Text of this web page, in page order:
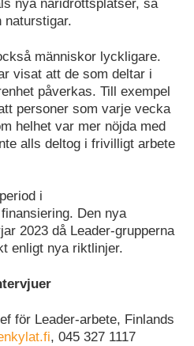
nya näridrottsplatser, så
naturstigar.
människor lyckligare.
visat att de som deltar i
påverkas. Till exempel
personer som varje vecka
helhet var mer nöjda med
alls deltog i frivilligt arbete
i
Den nya
2023 då Leader-grupperna
enligt nya riktlinjer.
för Leader-arbete, Finlands
, 045 327 1117